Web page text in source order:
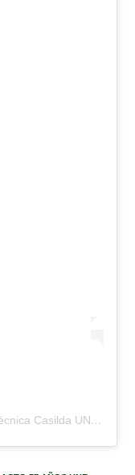
Una publicación compartida por Agrotécnica Casilda UNR (@escuela.agrotecnica.casilda)